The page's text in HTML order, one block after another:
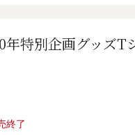
年特別企画グッズT
終了